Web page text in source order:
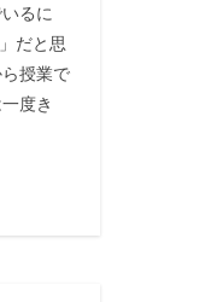
るに
だと思
授業で
度き